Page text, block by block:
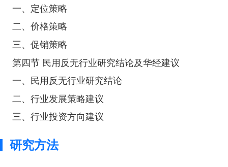
一、定位策略
二、价格策略
三、促销策略
第四节 民用反无行业研究结论及华经建议
一、民用反无行业研究结论
二、行业发展策略建议
三、行业投资方向建议
研究方法